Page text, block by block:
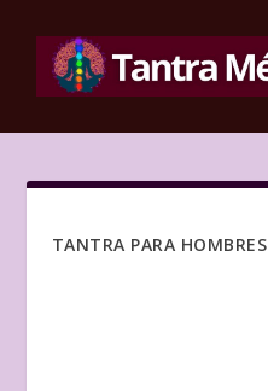
TANTRA PARA HOMBRES